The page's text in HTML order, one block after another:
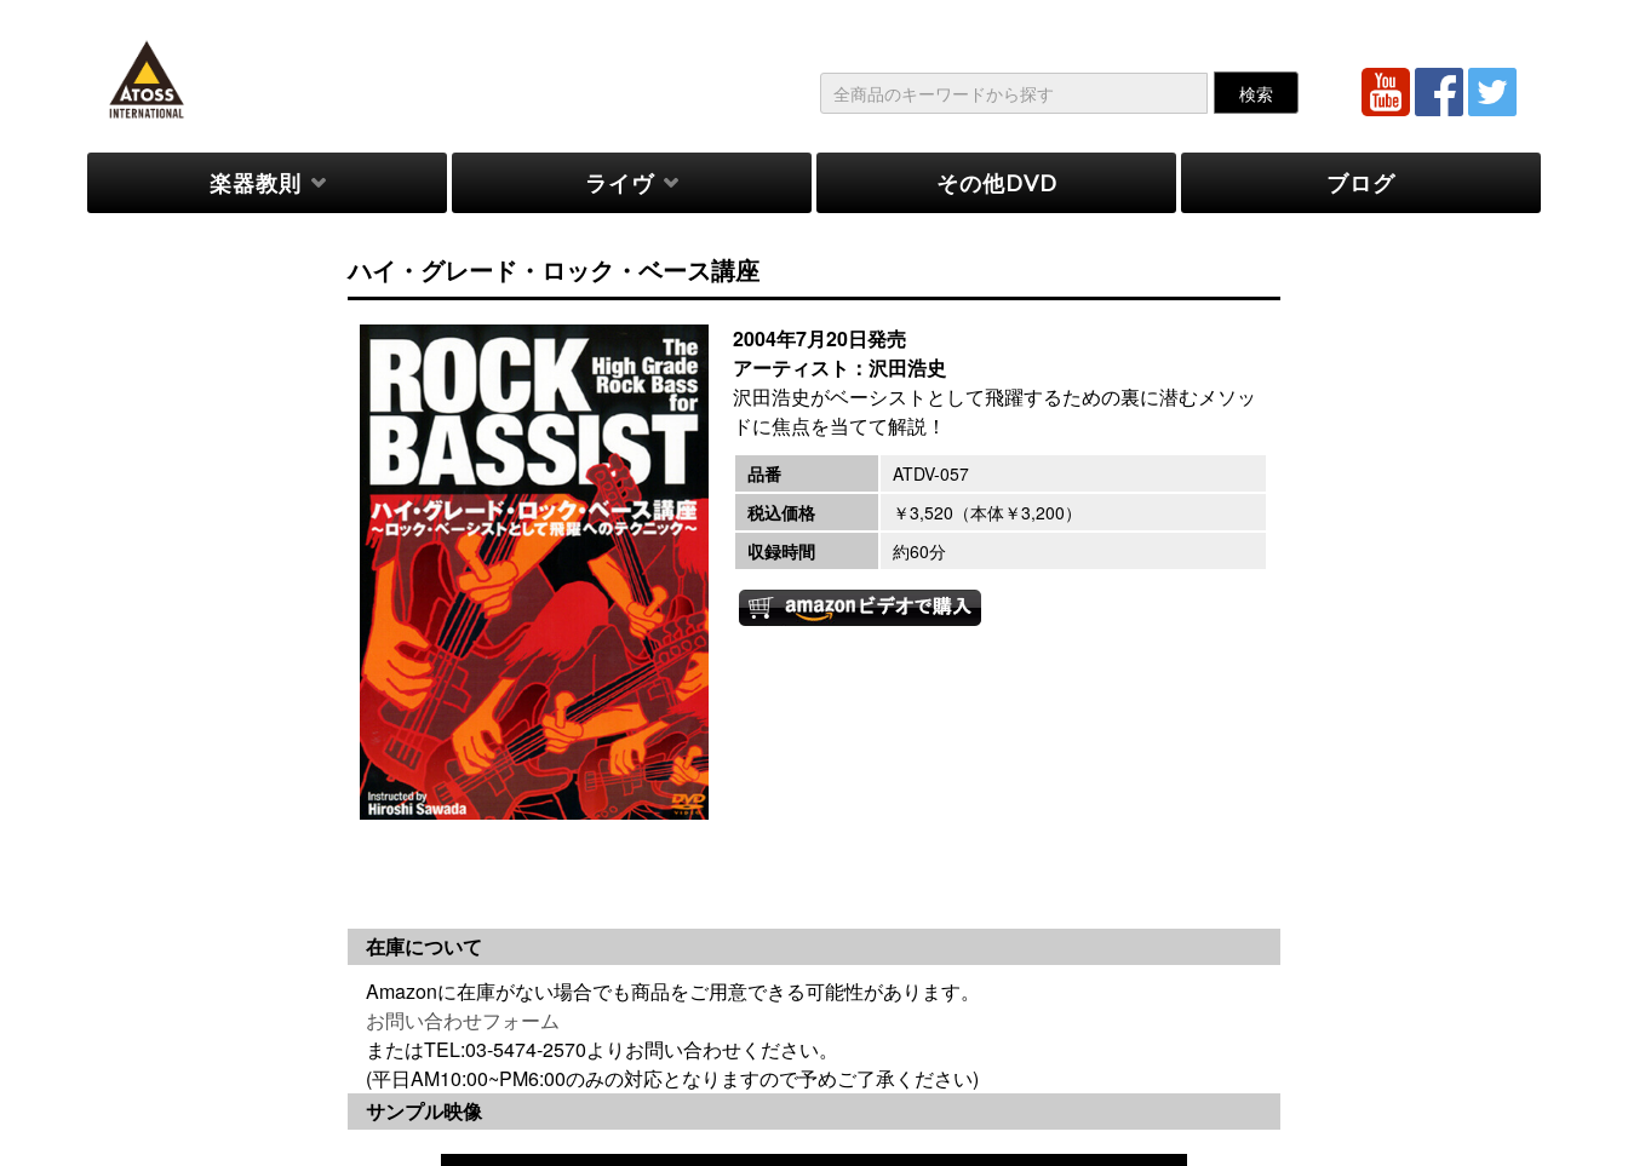
楽器教則 ライヴ その他DVD ブログ
ハイ・グレード・ロック・ベース講座
2004年7月20日発売
アーティスト：沢田浩史
沢田浩史がベーシストとして飛躍するための裏に潜むメソッ
ドに焦点を当てて解説！
品番
ATDV-057
税込価格
￥3,520（本体￥3,200）
収録時間
約60分
在庫について
Amazonに在庫がない場合でも商品をご用意できる可能性があります。
お問い合わせフォーム
またはTEL:03-5474-2570よりお問い合わせください。
(平日AM10:00~PM6:00のみの対応となりますので予めご了承ください)
サンプル映像